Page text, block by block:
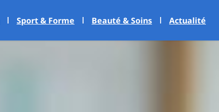
Sport & Forme Beauté & Soins Actualité